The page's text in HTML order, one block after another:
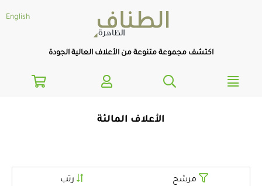
اكتشف مجموعة متنوعة من الأعلاف العالية الجودة
English
الأعلاف المالئة
مرشح رتب